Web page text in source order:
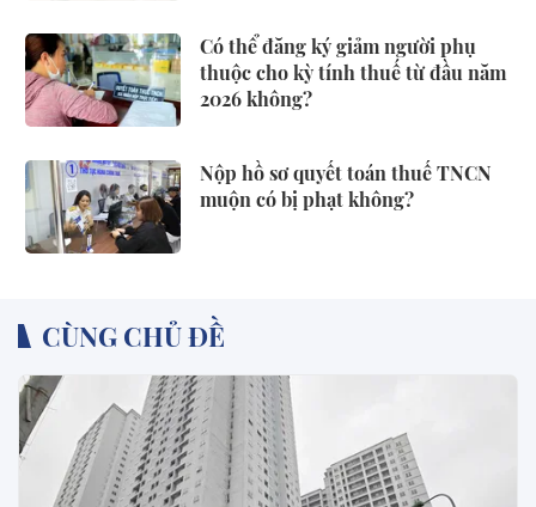
Có thể đăng ký giảm người phụ
thuộc cho kỳ tính thuế từ đầu năm
2026 không?
Nộp hồ sơ quyết toán thuế TNCN
muộn có bị phạt không?
CÙNG CHỦ ĐỀ